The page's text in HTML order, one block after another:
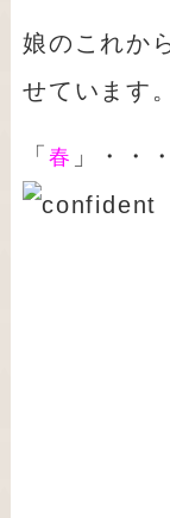
娘のこれか
せています。
「 春 」・・